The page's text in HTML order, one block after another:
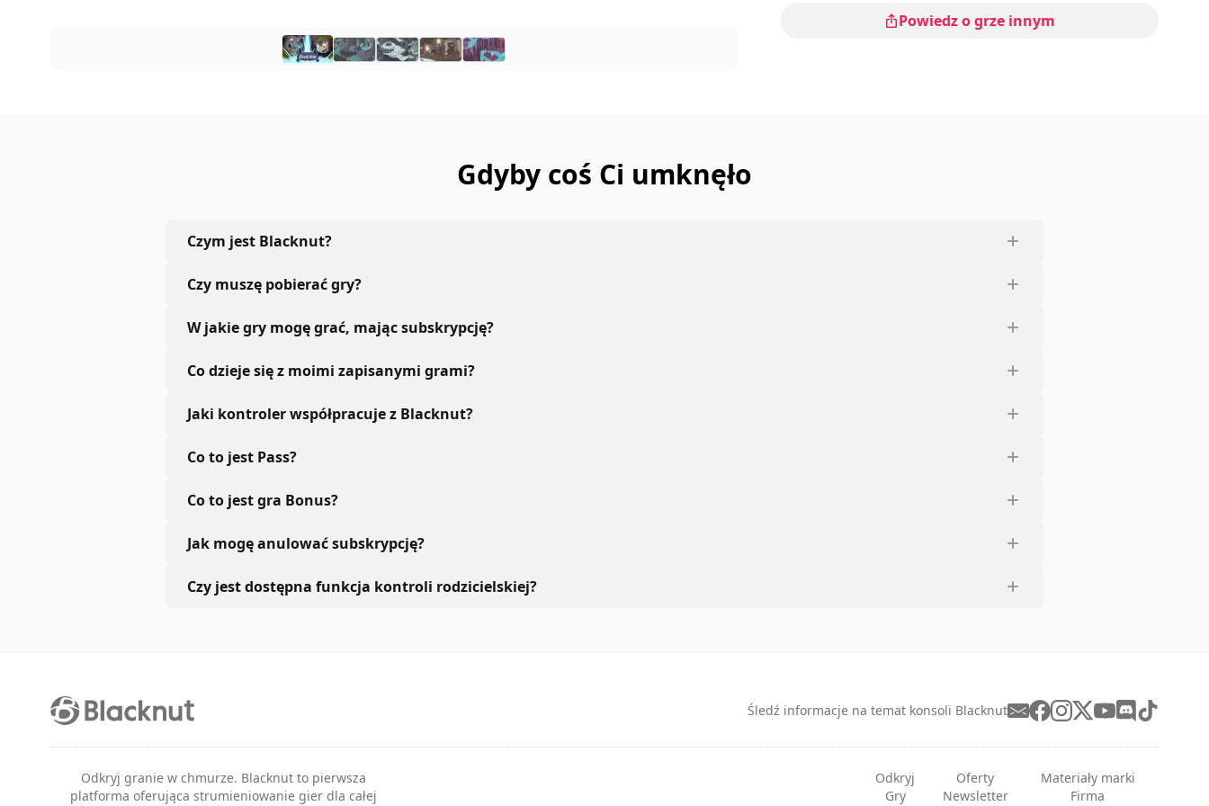
Powiedz o grze innym
Gdyby coś Ci umknęło
Czym jest Blacknut?
Czy muszę pobierać gry?
W jakie gry mogę grać, mając subskrypcję?
Co dzieje się z moimi zapisanymi grami?
Jaki kontroler współpracuje z Blacknut?
Co to jest Pass?
Co to jest gra Bonus?
Jak mogę anulować subskrypcję?
Czy jest dostępna funkcja kontroli rodzicielskiej?
Śledź informacje na temat konsoli Blacknut
Odkryj granie w chmurze. Blacknut to pierwsza
platforma oferująca strumieniowanie gier dla całej
Odkryj
Gry
Oferty
Newsletter
Materiały marki
Firma